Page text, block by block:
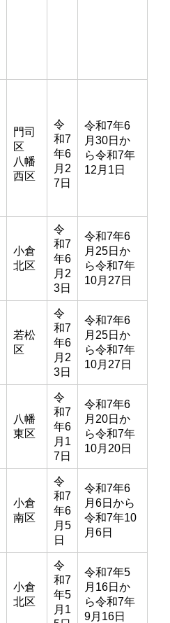
門司
区
八幡
西区
令
和7
年6
月2
7日
令和7年6
月30日か
ら令和7年
12月1日
小倉
北区
令
和7
年6
月2
3日
令和7年6
月25日か
ら令和7年
10月27日
若松
区
令
和7
年6
月2
3日
令和7年6
月25日か
ら令和7年
10月27日
八幡
東区
令
和7
年6
月1
7日
令和7年6
月20日か
ら令和7年
10月20日
小倉
南区
令
和7
年6
月5
日
令和7年6
月6日から
令和7年10
月6日
小倉
北区
令
和7
年5
月1
令和7年5
月16日か
ら令和7年
9月16日